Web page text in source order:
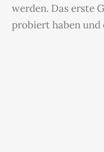
werden. Das erste
probiert haben und